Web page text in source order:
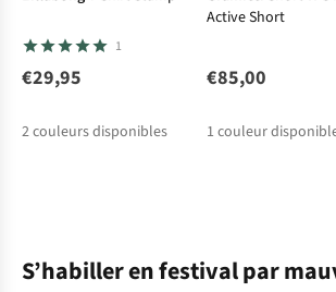
1
€29,95
2couleurs disponibles
Active Short
€85,00
1 couleur
S’habiller en festival par